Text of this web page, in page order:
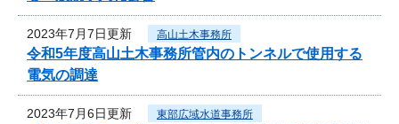
2023年7月7日更新 高山土木事務所
令和5年度高山土木事務所管内のトンネルで使用する
電気の調達
2023年7月6日更新 東部広域水道事務所